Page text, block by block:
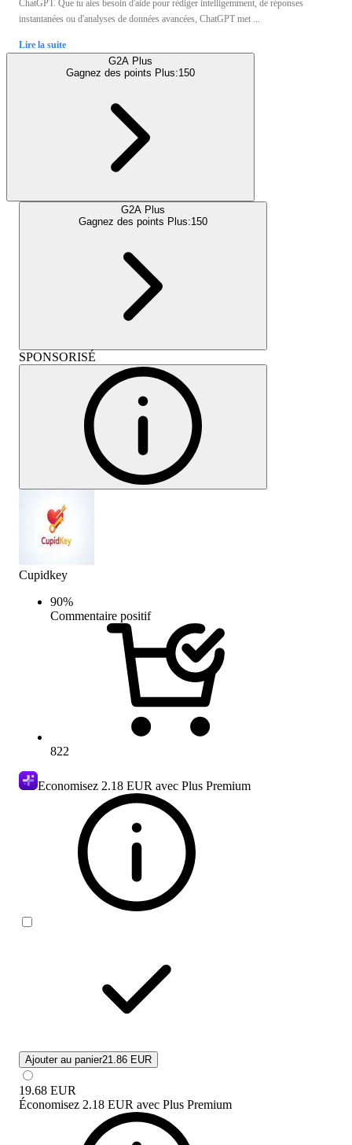
ChatGPT. Que tu aies besoin d'aide pour rédiger intelligemment, de réponses
instantanées ou d'analyses de données avancées, ChatGPT met ...
Lire la suite
G2A Plus
Gagnez des points Plus:150
G2A Plus
Gagnez des points Plus:150
SPONSORISÉ
Cupidkey
90%
Commentaire positif
822
Economisez 2.18 EUR avec Plus Premium
Ajouter au panier21.86 EUR
19.68 EUR
Économisez 2.18 EUR avec Plus Premium